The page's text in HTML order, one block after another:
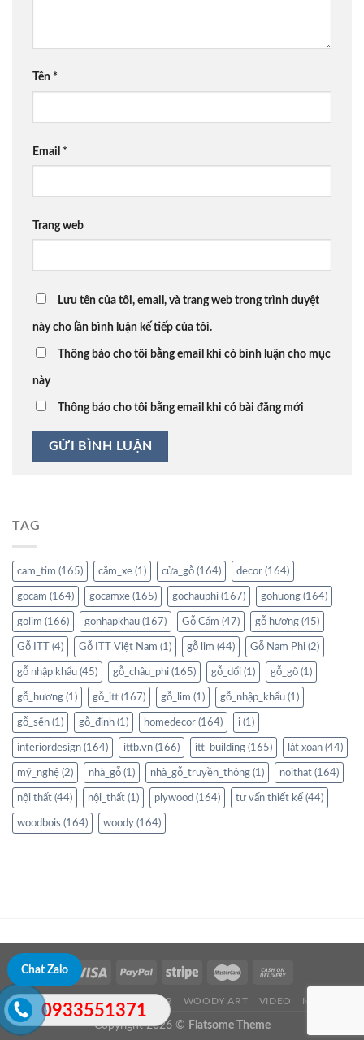
Tên *
Email *
Trang web
Lưu tên của tôi, email, và trang web trong trình duyệt
này cho lần bình luận kế tiếp của tôi.
Thông báo cho tôi bằng email khi có bình luận cho mục
này
Thông báo cho tôi bằng email khi có bài đăng mới
TAG
cam_tim (165) căm_xe (1) cửa_gỗ (164) decor (164)
gocam (164) gocamxe (165) gochauphi (167) gohuong (164)
golim (166) gonhapkhau (167) Gỗ Cẩm (47) gỗ hương (45)
Gỗ ITT (4) Gỗ ITT Việt Nam (1) gỗ lim (44) Gỗ Nam Phi (2)
gỗ nhập khẩu (45) gỗ_châu_phi (165) gỗ_dổi (1) gỗ_gõ (1)
gỗ_hương (1) gỗ_itt (167) gỗ_lim (1) gỗ_nhập_khẩu (1)
gỗ_sến (1) gỗ_đinh (1) homedecor (164) i (1)
interiordesign (164) ittb.vn (166) itt_building (165) lát xoan (44)
mỹ_nghệ (2) nhà_gỗ (1) nhà_gỗ_truyền_thông (1) noithat (164)
nội thất (44) nội_thất (1) plywood (164) tư vấn thiết kế (44)
woodbois (164) woody (164)
ABOUT US WOOD TIMBER WOODY ART VIDEO NEWS
Copyright 2026 © Flatsome Theme
Chat Zalo
0933551371